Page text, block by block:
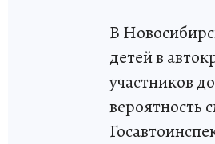
В
детей в
участников
вероятность